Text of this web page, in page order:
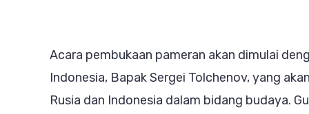
Acara pembukaan pameran akan dimulai
Indonesia, Bapak Sergei Tolchenov, yang
Rusia dan Indonesia dalam bidang budaya.